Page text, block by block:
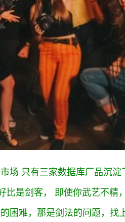
场 只有三家数据库厂品沉淀
是剑客， 即使你武艺不精
困难，那是剑法的问题，找